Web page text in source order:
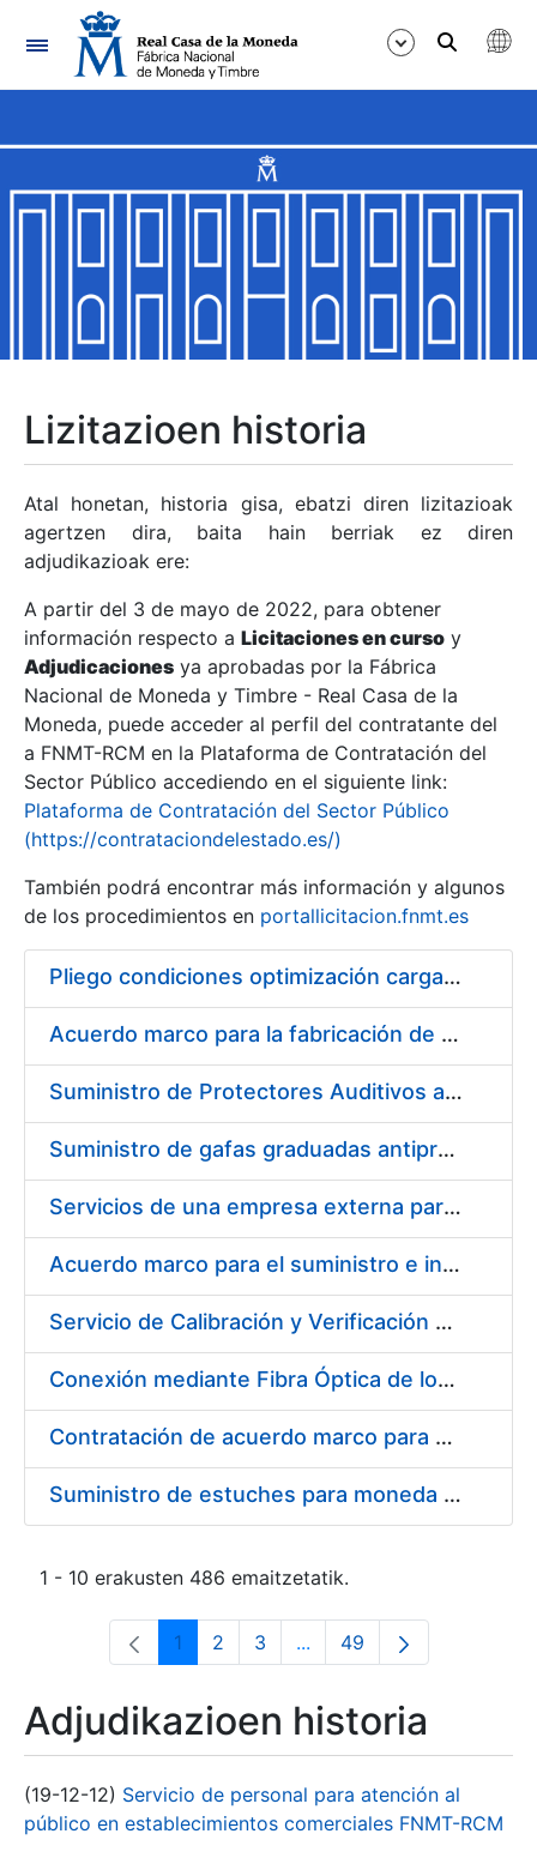
Nabigazioa
Erakutsi/Ezkutatu
Erakutsi/Ezkutatu
Erakutsi/Ezkutatu
Erakutsi/Ezkutatu
Erakutsi/Ezkutatu
Erakutsi/Ezkutatu
Erakutsi/Ezkutatu
Erakutsi/Ezkutatu
Lizitazioen historia
Atal honetan, historia gisa, ebatzi diren lizitazioak
agertzen dira, baita hain berriak ez diren
adjudikazioak ere:
A partir del 3 de mayo de 2022, para obtener
información respecto a Licitaciones en curso y
Adjudicaciones ya aprobadas por la Fábrica
Nacional de Moneda y Timbre - Real Casa de la
Moneda, puede acceder al perfil del contratante del
a FNMT-RCM en la Plataforma de Contratación del
Sector Público accediendo en el siguiente link:
Plataforma de Contratación del Sector Público
(https://contrataciondelestado.es/)
También podrá encontrar más información y algunos
de los procedimientos en portallicitacion.fnmt.es
Pliego condiciones optimización cargas compras firmado
Acuerdo marco para la fabricación de piezas
Suministro de Protectores Auditivos a medida para las personas trabajadoras de los Centros de Trabajo de Madrid y Burgos
Suministro de gafas graduadas antiproyecciones para los trabajadores de la FNMT-RCM en los centros de trabajo de Madrid y Burgos
Servicios de una empresa externa para el asesoramiento y resolución de los recursos de alzada que se presentan relacionados con procesos de selección para la FNMT-RCM
Acuerdo marco para el suministro e instalación de persianas, estores y otros complementos
Servicio de Calibración y Verificación Externa de los Equipos de Medición del Servicio de Prevención de la FNMT-RCM
Conexión mediante Fibra Óptica de los Centros de Proceso de Datos (CPDs) de las sedes de la FNMT-RCM de Burgos y Madrid
Contratación de acuerdo marco para el Suministro de Material de Electricidad para la Fábrica Nacional de Moneda y Timbre-Real Casa de la Moneda en su centro de trabajo de Burgos
Suministro de estuches para moneda de 30 €
1 - 10 erakusten 486 emaitzetatik.
Orrialdea
1 Orrialdea
2 Orrialdea
3 ...Intermediate Pages Use
Orrialdea
49
Adjudikazioen historia
(19-12-12) Servicio de personal para atención al
público en establecimientos comerciales FNMT-RCM